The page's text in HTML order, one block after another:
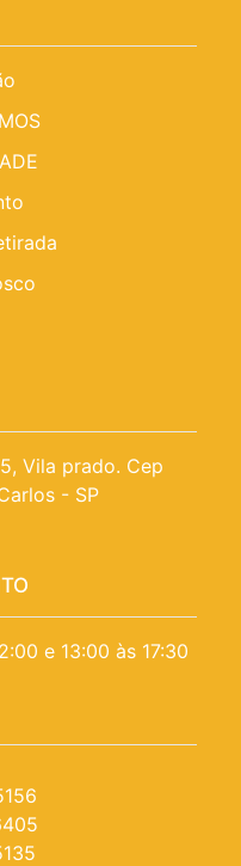
Vila prado. Cep
- SP
e 13:00 às 17:30